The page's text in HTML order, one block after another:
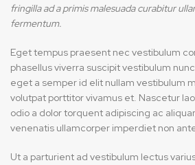
fringilla ad a primis malesuada curabitur
fermentum.
Eget tempus praesent nec vestibulum
phasellus viverra suscipit vestibulum
eget a semper id elit nullam vestibulum
volutpat porttitor vivamus et. Nascetur
odio a dolor torquent adipiscing ac
venenatis ullamcorper imperdiet non
Ut a parturient ad vestibulum lectus